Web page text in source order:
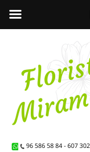
contenido